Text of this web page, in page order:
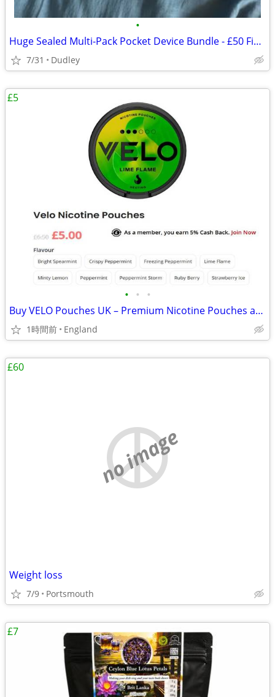
•
Huge Sealed Multi-Pack Pocket Device Bundle - £50 Fixed
7/31 Dudley
• • •
Buy VELO Pouches UK – Premium Nicotine Pouches at Vapeaah
1時間前 England
£5
no image
Weight loss
7/9 Portsmouth
£60
£7